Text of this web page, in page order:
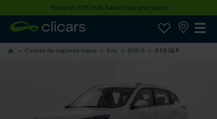
Hasta un 30% más barato que uno nuevo
Coches de segunda mano Evo EVO 5 5 1.5 GLP